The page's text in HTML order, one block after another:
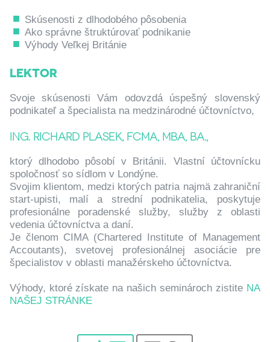
Skúsenosti z dlhodobého pôsobenia
Ako správne štruktúrovať podnikanie
Výhody Veľkej Británie
LEKTOR
Svoje skúsenosti Vám odovzdá úspešný slovenský
podnikateľ a špecialista na medzinárodné účtovníctvo,
ING. RICHARD PLASEK, FCMA, MBA, BA.,
ktorý dlhodobo pôsobí v Británii. Vlastní účtovnícku
spoločnosť so sídlom v Londýne.
Svojim klientom, medzi ktorých patria najmä zahraniční
start-upisti, malí a strední podnikatelia, poskytuje
profesionálne poradenské služby, služby z oblasti
vedenia účtovníctva a daní.
Je členom CIMA (Chartered Institute of Management
Accoutants), svetovej profesionálnej asociácie pre
špecialistov v oblasti manažérskeho účtovníctva.
Výhody, ktoré získate na našich seminároch zistite NA
NAŠEJ STRÁNKE